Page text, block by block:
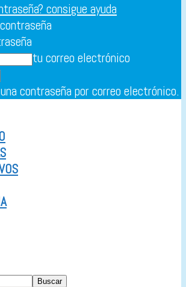
consigue ayuda
tu correo electrónico
contraseña por correo electrónico.